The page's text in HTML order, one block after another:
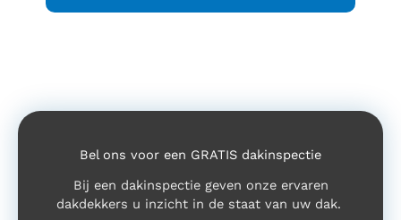
Bel ons voor een GRATIS dakinspectie
Bij een dakinspectie geven onze ervaren
dakdekkers u inzicht in de staat van uw dak.